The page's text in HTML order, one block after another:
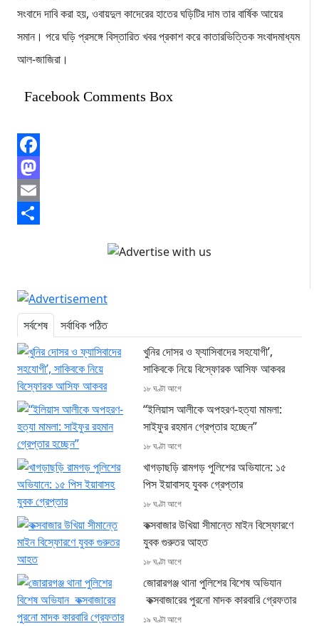
সংবাদে দাবি করা হয়, ওবায়দুল কাদেরের হাতের ঘড়িটির দাম তার বার্ষিক আয়ের
সমান। পরে ঘড়ি প্রসঙ্গে বিস্তারিত খবর প্রকাশ করে কাতারভিত্তিক সংবাদমাধ্যম
আল-জাজিরা।
Facebook Comments Box
Facebook
Mastodon
Email
সর্বশেষ
সর্বাধিক পঠিত
খুনির দোসর ও ফ্যাসিবাদের সহযোগী’,
সাকিবকে নিয়ে বিস্ফোরক আসিফ আকবর
১৮ ঘণ্টা আগে
“ইলিয়াস আলীকে অপহরণ-হত্যা মামলা:
সাইফুর রহমান গ্রেপ্তার হচ্ছেন”
১৮ ঘণ্টা আগে
খাগড়াছড়ি রামগড় পুলিশের অভিযানে: ১৫
পিস ইয়াবাসহ যুবক গ্রেপ্তার
১৮ ঘণ্টা আগে
কক্সবাজার উখিয়া সীমান্তে মাইন বিস্ফোরণে
যুবক গুরুতর আহত
১৮ ঘণ্টা আগে
জোরারগঞ্জ থানা পুলিশের বিশেষ অভিযান
কক্সবাজারের পুরনো মাদক কারবারি গ্রেফতার
১৯ ঘণ্টা আগে